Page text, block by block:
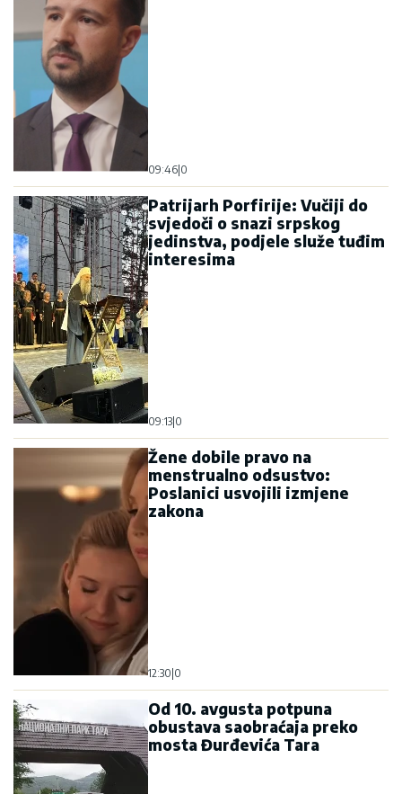
09:46 0
Patrijarh Porfirije: Vučiji do
svjedoči o snazi srpskog
jedinstva, podjele služe tuđim
interesima
09:13 0
Žene dobile pravo na
menstrualno odsustvo:
Poslanici usvojili izmjene
zakona
12:30 0
Od 10. avgusta potpuna
obustava saobraćaja preko
mosta Đurđevića Tara